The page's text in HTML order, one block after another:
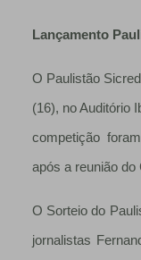
Lançamento
O Paulistão
(16), no Auditório
competição
após a reunião do
O Sorteio do
jornalistas